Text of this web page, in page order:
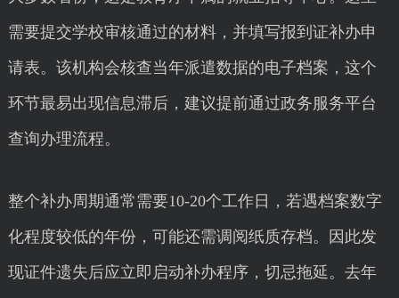
需要提交学校审核通过的材料，并填写报到证补办申
请表。该机构会核查当年派遣数据的电子档案，这个
环节最易出现信息滞后，建议提前通过政务服务平台
查询办理流程。
整个补办周期通常需要10-20个工作日，若遇档案数字
化程度较低的年份，可能还需调阅纸质存档。因此发
现证件遗失后应立即启动补办程序，切忌拖延。去年